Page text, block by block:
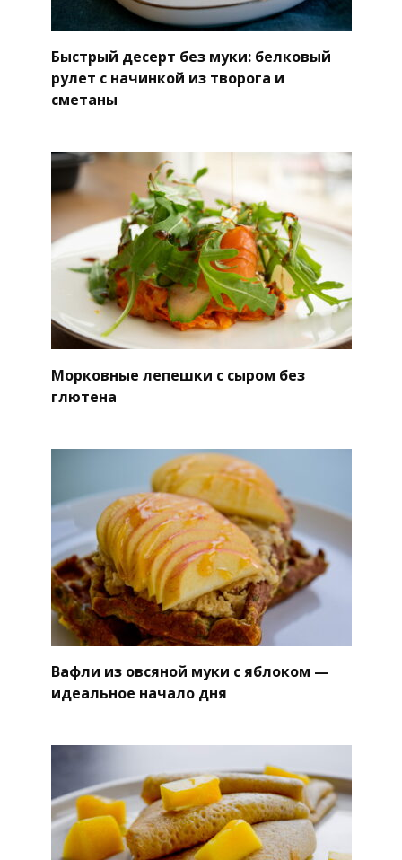
Быстрый десерт без муки: белковый
рулет с начинкой из творога и
сметаны
Морковные лепешки с сыром без
глютена
Вафли из овсяной муки с яблоком —
идеальное начало дня